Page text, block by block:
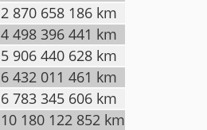
2 870 658 186 km
4 498 396 441 km
5 906 440 628 km
6 432 011 461 km
6 783 345 606 km
10 180 122 852 km